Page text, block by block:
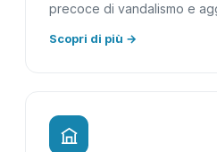
precoce di vandalismo e
Scopri di più →